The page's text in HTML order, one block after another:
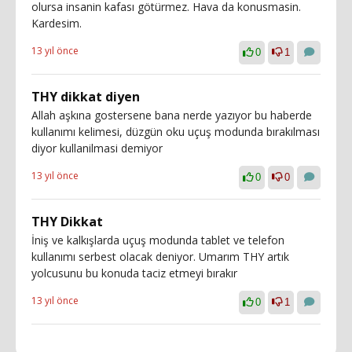
olursa insanin kafası götürmez. Hava da konusmasin.
Kardesim.
13 yıl önce 0 1
THY dikkat diyen
Allah aşkına gostersene bana nerde yazıyor bu haberde
kullanımı kelimesi, düzgün oku uçuş modunda bırakılması
diyor kullanilmasi demiyor
13 yıl önce 0 0
THY Dikkat
İniş ve kalkışlarda uçuş modunda tablet ve telefon
kullanımı serbest olacak deniyor. Umarım THY artık
yolcusunu bu konuda taciz etmeyi bırakır
13 yıl önce 0 1